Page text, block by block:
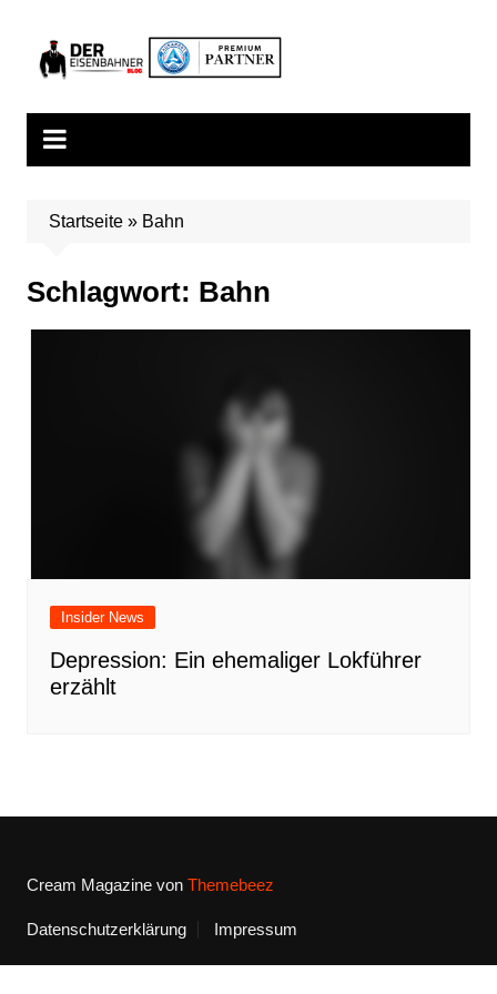
springen
Startseite» Bahn
Schlagwort: Bahn
Insider News
Depression: Ein ehemaliger Lokführer
erzählt
Cream Magazine von Themebeez
Datenschutzerklärung Impressum